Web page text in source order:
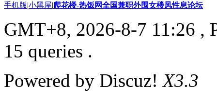
手机版|小黑屋|爬花楼-热饭网全国兼职外围女楼凤性息论坛
GMT+8, 2026-8-7 11:26 ,
15 queries .
Powered by Discuz!X3.3